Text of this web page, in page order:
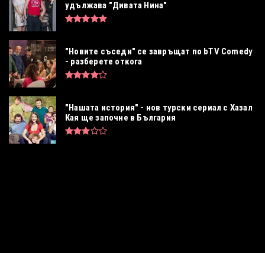
удължава "Дивата Нина"
"Новите съседи" се завръщат по bTV Comedy
- разберете откога
"Нашата история" - нов турски сериал с Хазал
Кая ще започне в България